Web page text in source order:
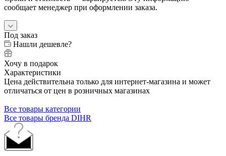
сообщает менеджер при оформлении заказа.
Под заказ
Нашли дешевле?
Хочу в подарок
Характеристики
Цена действительна только для интернет-магазина и может
отличаться от цен в розничных магазинах
Все товары категории
Все товары бренда DIHR